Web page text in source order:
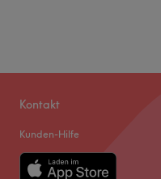
Kontakt
Kunden-Hilfe